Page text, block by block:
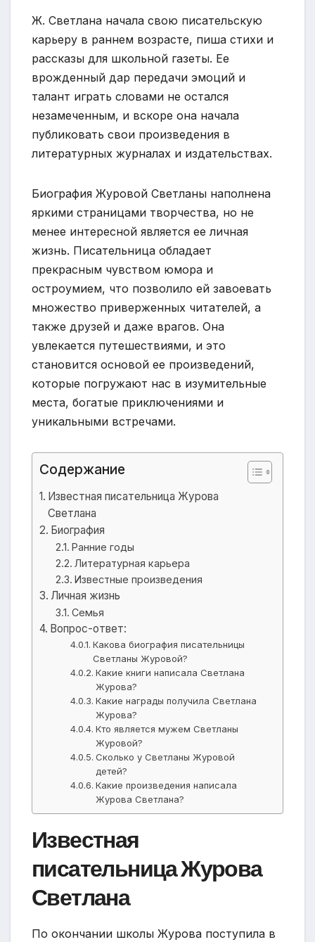
Ж. Светлана начала свою писательскую
карьеру в раннем возрасте, пиша стихи и
рассказы для школьной газеты. Ее
врожденный дар передачи эмоций и
талант играть словами не остался
незамеченным, и вскоре она начала
публиковать свои произведения в
литературных журналах и издательствах.
Биография Журовой Светланы наполнена
яркими страницами творчества, но не
менее интересной является ее личная
жизнь. Писательница обладает
прекрасным чувством юмора и
остроумием, что позволило ей завоевать
множество приверженных читателей, а
также друзей и даже врагов. Она
увлекается путешествиями, и это
становится основой ее произведений,
которые погружают нас в изумительные
места, богатые приключениями и
уникальными встречами.
Содержание
Известная писательница Журова
Светлана
Биография
Ранние годы
Литературная карьера
Известные произведения
Личная жизнь
Семья
Вопрос-ответ:
Какова биография писательницы
Светланы Журовой?
Какие книги написала Светлана
Журова?
Какие награды получила Светлана
Журова?
Кто является мужем Светланы
Журовой?
Сколько у Светланы Журовой
детей?
Какие произведения написала
Журова Светлана?
Известная
писательница Журова
Светлана
По окончании школы Журова поступила в